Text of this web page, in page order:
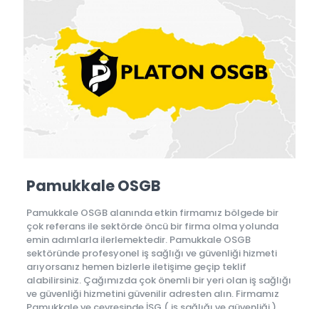
Pamukkale OSGB
Pamukkale OSGB alanında etkin firmamız bölgede bir
çok referans ile sektörde öncü bir firma olma yolunda
emin adımlarla ilerlemektedir. Pamukkale OSGB
sektöründe profesyonel iş sağlığı ve güvenliği hizmeti
arıyorsanız hemen bizlerle iletişime geçip teklif
alabilirsiniz. Çağımızda çok önemli bir yeri olan iş sağlığı
ve güvenliği hizmetini güvenilir adresten alın. Firmamız